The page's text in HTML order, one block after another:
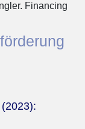
Financing